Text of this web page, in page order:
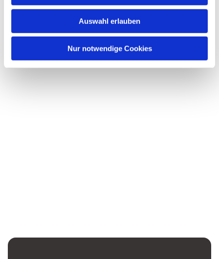
Auswahl erlauben
Nur notwendige Cookies
suchen wir weitere Ehrenamtliche.